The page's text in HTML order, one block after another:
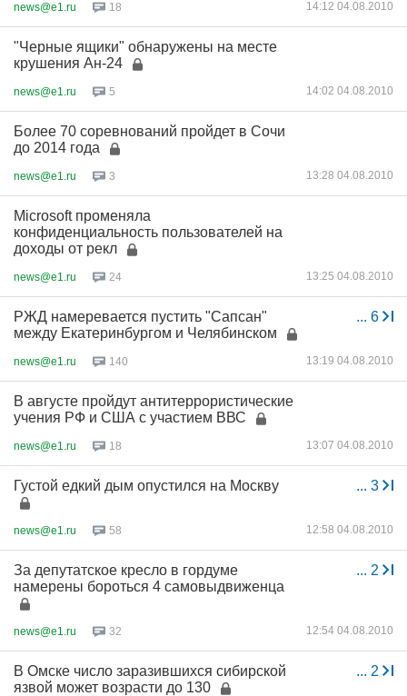
news@e1.ru 18 14:12 04.08.2010
"Черные ящики" обнаружены на месте
крушения Ан-24
news@e1.ru 5 14:02 04.08.2010
Более 70 соревнований пройдет в Сочи
до 2014 года
news@e1.ru 3 13:28 04.08.2010
Microsoft променяла
конфиденциальность пользователей на
доходы от рекл
news@e1.ru 24 13:25 04.08.2010
... 6
РЖД намеревается пустить "Сапсан"
между Екатеринбургом и Челябинском
news@e1.ru 140 13:19 04.08.2010
В августе пройдут антитеррористические
учения РФ и США с участием ВВС
news@e1.ru 18 13:07 04.08.2010
... 3
Густой едкий дым опустился на Москву
news@e1.ru 58 12:58 04.08.2010
... 2
За депутатское кресло в гордуме
намерены бороться 4 самовыдвиженца
news@e1.ru 32 12:54 04.08.2010
... 2
В Омске число заразившихся сибирской
язвой может возрасти до 130